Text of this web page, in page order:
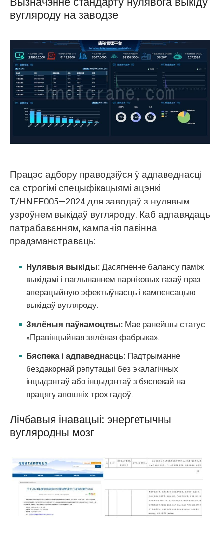
вугляроду на заводзе
Працэс адбору праводзіўся ў адпаведнасці
са строгімі спецыфікацыямі ацэнкі
T/HNEE005—2024 для заводаў з нулявым
узроўнем выкідаў вугляроду. Каб адпавядаць
патрабаванням, кампанія павінна
прадэманстраваць:
Нулявыя выкіды:Дасягненне балансу паміж
выкідамі і паглынаннем парніковых газаў праз
аперацыйную эфектыўнасць і кампенсацыю
выкідаў вугляроду.
Зялёныя паўнамоцтвы: Мае ранейшы статус
«Правінцыйная зялёная фабрыка».
Бяспека і адпаведнасць: Падтрыманне
бездакорнай рэпутацыі без экалагічных
інцыдэнтаў або інцыдэнтаў з бяспекай на
працягу апошніх трох гадоў.
Лічбавыя інавацыі: энергетычны
вугляродны мозг